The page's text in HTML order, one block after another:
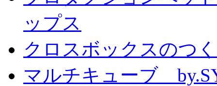
ップス
クロスボックスのつ
マルチキューブ